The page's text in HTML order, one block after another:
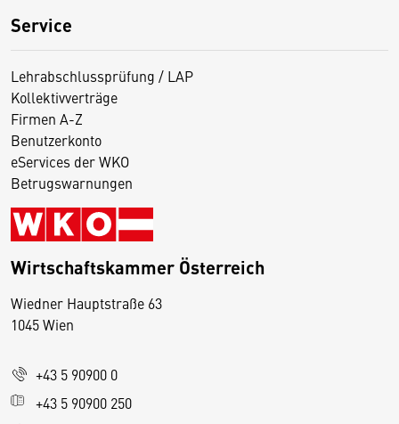
Service
Lehrabschlussprüfung / LAP
Kollektivverträge
Firmen A-Z
Benutzerkonto
eServices der WKO
Betrugswarnungen
Wirtschaftskammer Österreich
Wiedner Hauptstraße 63
1045 Wien
+43 5 90900 0
+43 5 90900 250
D
s
e